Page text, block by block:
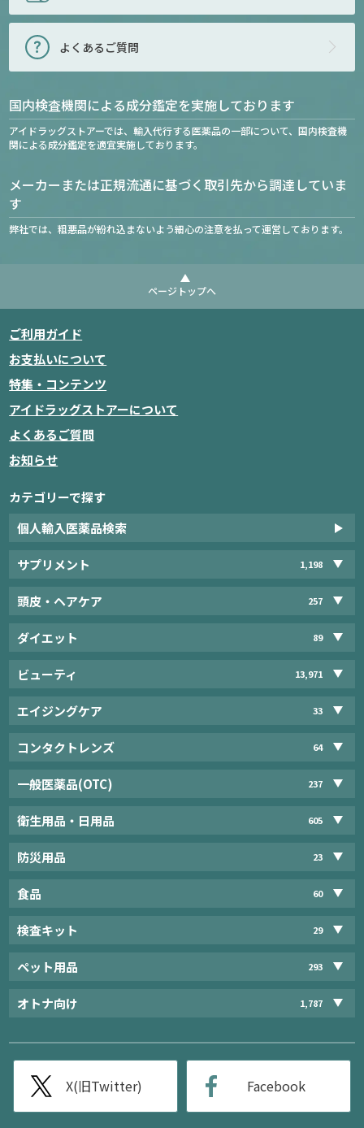
よくあるご質問
国内検査機関による成分鑑定を実施しております
アイドラッグストアーでは、輸入代行する医薬品の一部について、国内検査機
関による成分鑑定を適宜実施しております。
メーカーまたは正規流通に基づく取引先から調達していま
す
弊社では、粗悪品が紛れ込まないよう細心の注意を払って運営しております。
ページトップへ
ご利用ガイド
お支払いについて
特集・コンテンツ
アイドラッグストアーについて
よくあるご質問
お知らせ
カテゴリーで探す
個人輸入医薬品検索
サプリメント 1,198
頭皮・ヘアケア 257
ダイエット 89
ビューティ 13,971
エイジングケア 33
コンタクトレンズ 64
一般医薬品(OTC) 237
衛生用品・日用品 605
防災用品 23
食品 60
検査キット 29
ペット用品 293
オトナ向け 1,787
X(旧Twitter) Facebook